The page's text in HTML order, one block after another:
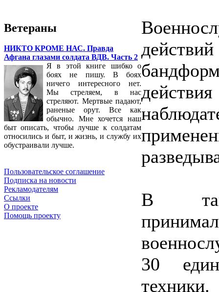
Ветераны
НИКТО КРОМЕ НАС. Правда
Афгана глазами солдата ВДВ. Часть 2
Я в этой книге шибко о
боях не пишу. В боях
ничего интересного нет.
Мы стреляем, в нас
стреляют. Мертвые падают,
раненые орут. Все как
обычно. Мне хочется наш
быт описать, чтобы лучше к солдатам
относились и быт, и жизнь, и службу их
обустраивали лучше.
Пользовательское соглашение
Подписка на новости
Рекламодателям
Ссылки
О проекте
Помощь проекту
В
30
техники.